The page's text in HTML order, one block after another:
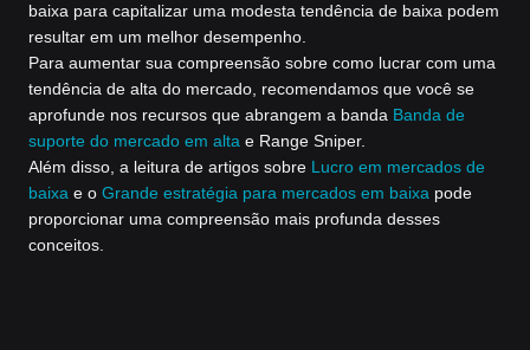
baixa para capitalizar uma modesta tendência de baixa podem
resultar em um melhor desempenho.
Para aumentar sua compreensão sobre como lucrar com uma
tendência de alta do mercado, recomendamos que você se
aprofunde nos recursos que abrangem a banda Banda de
suporte do mercado em alta e Range Sniper.
Além disso, a leitura de artigos sobre Lucro em mercados de
baixa e o Grande estratégia para mercados em baixa pode
proporcionar uma compreensão mais profunda desses
conceitos.